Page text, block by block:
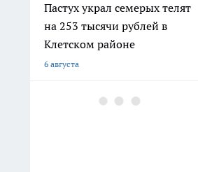
Пастух украл семерых телят
на 253 тысячи рублей в
Клетском районе
6 августа
В Дзержинском районе